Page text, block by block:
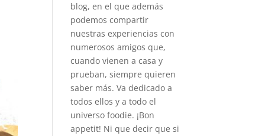
blog, en el que además
podemos compartir
nuestras experiencias con
numerosos amigos que,
cuando vienen a casa y
prueban, siempre quieren
saber más. Va dedicado a
todos ellos y a todo el
universo foodie. ¡Bon
appetit! Ni que decir que si